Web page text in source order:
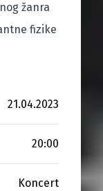
žanra
fizike
21.04.2023
20:00
Koncert